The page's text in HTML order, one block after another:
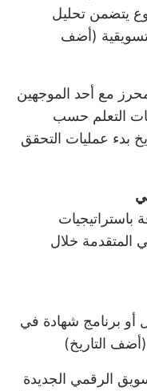
يتضمن تحليل
(أضف
مع أحد الموجهين
التعلم حسب
بدء عمليات التحقق
باستراتيجيات
المتقدمة خلال
برنامج شهادة في
التاريخ)
الرقمي الجديدة